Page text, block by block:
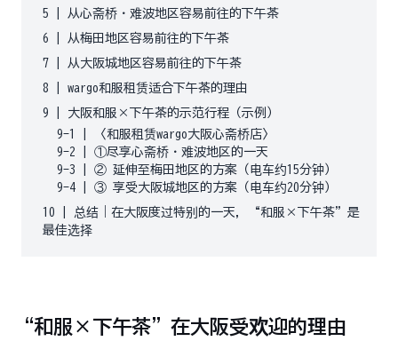
5
从心斋桥・难波地区容易前往的下午茶
6
从梅田地区容易前往的下午茶
7
从大阪城地区容易前往的下午茶
8
wargo和服租赁适合下午茶的理由
9
大阪和服×下午茶的示范行程（示例）
9-1
〈和服租赁wargo大阪心斋桥店〉
9-2
①尽享心斋桥・难波地区的一天
9-3
② 延伸至梅田地区的方案（电车约15分钟）
9-4
③ 享受大阪城地区的方案（电车约20分钟）
10
总结｜在大阪度过特别的一天，“和服×下午茶”是
最佳选择
“和服×下午茶”在大阪受欢迎的理由